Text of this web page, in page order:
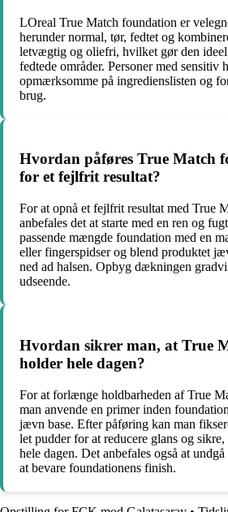
LOreal True Match foundation er
herunder normal, tør, fedtet og
letvægtig og oliefri, hvilket gør den
fedtede områder. Personer med sensitiv
opmærksomme på ingredienslisten og
brug.
Hvordan påføres True Match
for et fejlfrit resultat?
For at opnå et fejlfrit resultat med True
anbefales det at starte med en ren og
passende mængde foundation med en
eller fingerspidser og blend produktet
ned ad halsen. Opbyg dækningen
udseende.
Hvordan sikrer man, at True
holder hele dagen?
For at forlænge holdbarheden af True
man anvende en primer inden
jævn base. Efter påføring kan man
let pudder for at reducere glans og
hele dagen. Det anbefales også at
at bevare foundationens finish.